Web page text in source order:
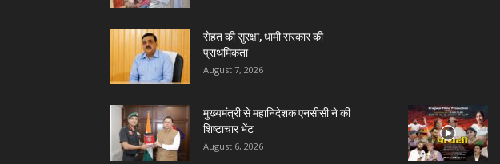
सेहत की सुरक्षा, धामी सरकार की
प्राथमिकता
August 7, 2026
मुख्यमंत्री से महानिदेशक एनसीसी ने की
शिष्टाचार भेंट
August 6, 2026